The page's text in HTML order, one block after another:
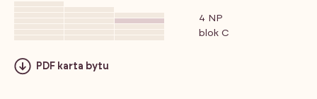
4 NP
blok C
PDF karta bytu